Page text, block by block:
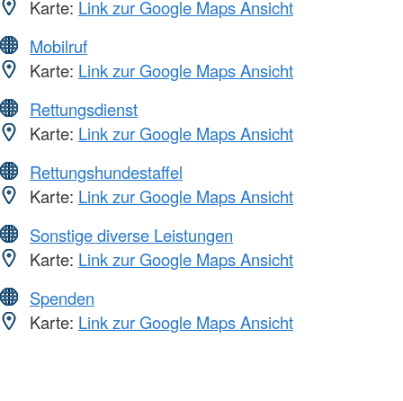
Karte: Link zur Google Maps Ansicht
Mobilruf
Karte: Link zur Google Maps Ansicht
Rettungsdienst
Karte: Link zur Google Maps Ansicht
Rettungshundestaffel
Karte: Link zur Google Maps Ansicht
Sonstige diverse Leistungen
Karte: Link zur Google Maps Ansicht
Spenden
Karte: Link zur Google Maps Ansicht